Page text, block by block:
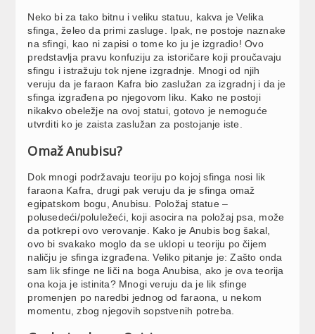
Neko bi za tako bitnu i veliku statuu, kakva je Velika
sfinga, želeo da primi zasluge. Ipak, ne postoje naznake
na sfingi, kao ni zapisi o tome ko ju je izgradio! Ovo
predstavlja pravu konfuziju za istoričare koji proučavaju
sfingu i istražuju tok njene izgradnje. Mnogi od njih
veruju da je faraon Kafra bio zaslužan za izgradnj i da je
sfinga izgrađena po njegovom liku. Kako ne postoji
nikakvo obeležje na ovoj statui, gotovo je nemoguće
utvrditi ko je zaista zaslužan za postojanje iste.
Omaž Anubisu?
Dok mnogi podržavaju teoriju po kojoj sfinga nosi lik
faraona Kafra, drugi pak veruju da je sfinga omaž
egipatskom bogu, Anubisu. Položaj statue –
polusedeći/poluležeći, koji asocira na položaj psa, može
da potkrepi ovo verovanje. Kako je Anubis bog šakal,
ovo bi svakako moglo da se uklopi u teoriju po čijem
naličju je sfinga izgrađena. Veliko pitanje je: Zašto onda
sam lik sfinge ne liči na boga Anubisa, ako je ova teorija
ona koja je istinita? Mnogi veruju da je lik sfinge
promenjen po naredbi jednog od faraona, u nekom
momentu, zbog njegovih sopstvenih potreba.